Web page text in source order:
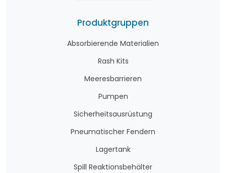
Produktgruppen
Absorbierende Materialien
Rash Kits
Meeresbarrieren
Pumpen
Sicherheitsausrüstung
Pneumatischer Fendern
Lagertank
Spill Reaktionsbehälter